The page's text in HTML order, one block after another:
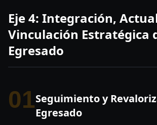
Eje 4: Integración,
Vinculación Estratégica
Egresado
01Seguimiento y
Egresado